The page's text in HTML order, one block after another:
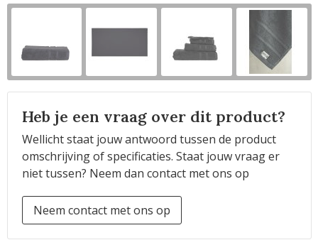
Heb je een vraag over dit product?
Wellicht staat jouw antwoord tussen de product
omschrijving of specificaties. Staat jouw vraag er
niet tussen? Neem dan contact met ons op
Neem contact met ons op